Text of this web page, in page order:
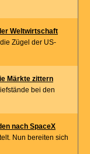
Weltwirtschaft
Zügel der US-
Märkte zittern
bei den
nach SpaceX
Nun bereiten sich